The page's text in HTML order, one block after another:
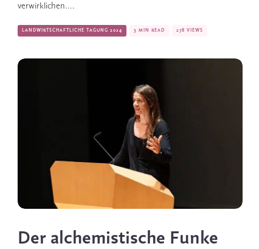
verwirklichen....
LANDWIRTSCHAFTLICHE TAGUNG 2024 3 MIN READ 278 VIEWS
Der alchemistische Funke